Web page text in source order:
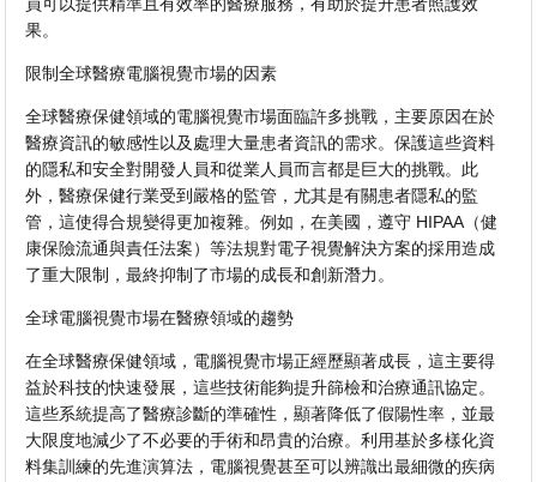
果。
限制全球醫療電腦視覺市場的因素
全球醫療保健領域的電腦視覺市場面臨許多挑戰，主要原因在於
醫療資訊的敏感性以及處理大量患者資訊的需求。保護這些資料
的隱私和安全對開發人員和從業人員而言都是巨大的挑戰。此
外，醫療保健行業受到嚴格的監管，尤其是有關患者隱私的監
管，這使得合規變得更加複雜。例如，在美國，遵守 HIPAA（健
康保險流通與責任法案）等法規對電子視覺解決方案的採用造成
了重大限制，最終抑制了市場的成長和創新潛力。
全球電腦視覺市場在醫療領域的趨勢
在全球醫療保健領域，電腦視覺市場正經歷顯著成長，這主要得
益於科技的快速發展，這些技術能夠提升篩檢和治療通訊協定。
這些系統提高了醫療診斷的準確性，顯著降低了假陽性率，並最
大限度地減少了不必要的手術和昂貴的治療。利用基於多樣化資
料集訓練的先進演算法，電腦視覺甚至可以辨識出最細微的疾病